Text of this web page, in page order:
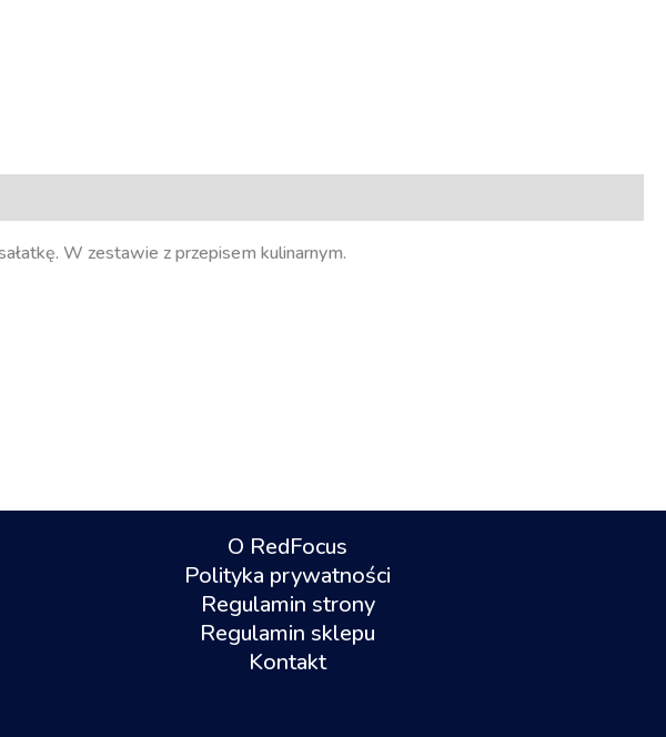
W zestawie z przepisem kulinarnym.
O RedFocus
Polityka prywatności
Regulamin strony
Regulamin sklepu
Kontakt